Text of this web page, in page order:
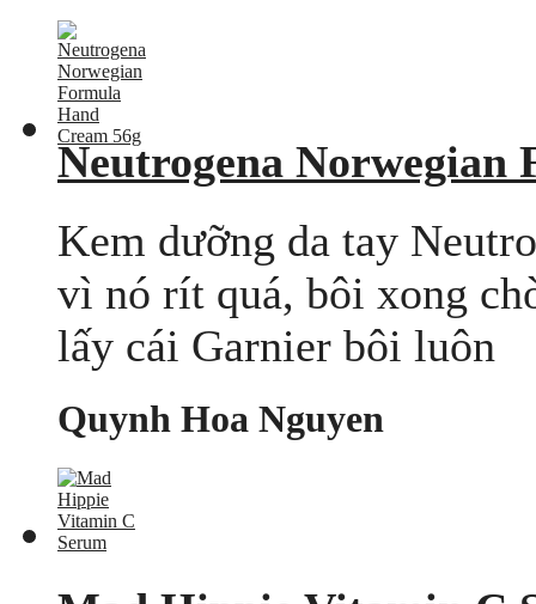
Neutrogena Norwegian
Kem dưỡng da tay
vì nó rít quá, bôi xong
lấy cái Garnier bôi luôn
Quynh Hoa Nguyen